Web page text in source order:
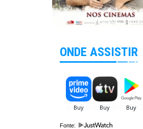
ONDE ASSISTIR
Fonte: